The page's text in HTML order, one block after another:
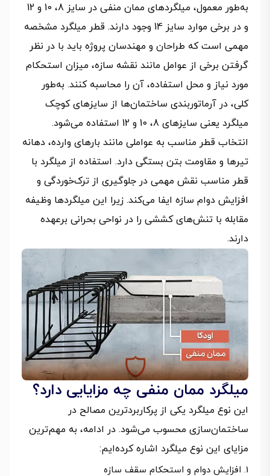
به‌طور معمول، میلگردهای ممان منفی در سایز 8، 10 و 12
و در برخی موارد سایز 14 وجود دارند. قطر میلگرد مشخصه
مهمی است که طراحان و مهندسان پروژه باید با در نظر
گرفتن برخی از عوامل مانند نقشه سازه، میزان استحکام
مورد نیاز و محل استفاده، آن را محاسبه کنند. به‌طور
کلی، در آرماتوربندی ساختمان‌ها از سایزهای کوچک
میلگرد یعنی سایزهای 8، 10 و 12 استفاده می‌شود.
انتخاب قطر مناسب به عواملی مانند بارهای وارده، دهانه
تیرها و مقاومت بتن بستگی دارد. استفاده از میلگرد با
قطر مناسب نقش مهمی در جلوگیری از ترک‌خوردگی و
افزایش دوام سازه ایفا می‌کند. زیرا این میلگردها وظیفه
مقابله با تنش‌های کششی را در نواحی بحرانی برعهده
دارند.
میلگرد ممان منفی چه مزایایی دارد؟
این نوع میلگرد یکی از پرکاربردترین مصالح در
ساختمان‌سازی محسوب می‌شود. در ادامه، به مهم‌ترین
مزایای این نوع میلگرد اشاره کرده‌ایم:
افزایش دوام و استحکام سقف سازه